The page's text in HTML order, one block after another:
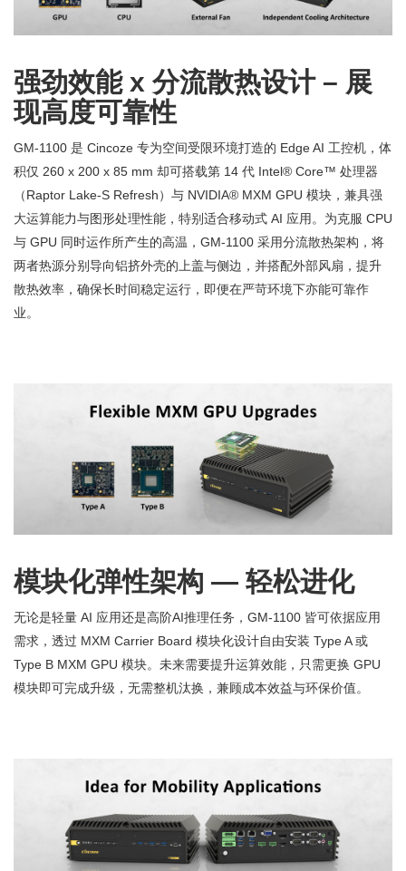
强劲效能 x 分流散热设计 – 展
现高度可靠性
GM-1100 是 Cincoze 专为空间受限环境打造的 Edge AI 工控机，体
积仅 260 x 200 x 85 mm 却可搭载第 14 代 Intel® Core™ 处理器
（Raptor Lake-S Refresh）与 NVIDIA® MXM GPU 模块，兼具强
大运算能力与图形处理性能，特别适合移动式 AI 应用。为克服 CPU
与 GPU 同时运作所产生的高温，GM-1100 采用分流散热架构，将
两者热源分别导向铝挤外壳的上盖与侧边，并搭配外部风扇，提升
散热效率，确保长时间稳定运行，即便在严苛环境下亦能可靠作
业。
模块化弹性架构 — 轻松进化
无论是轻量 AI 应用还是高阶AI推理任务，GM-1100 皆可依据应用
需求，透过 MXM Carrier Board 模块化设计自由安装 Type A 或
Type B MXM GPU 模块。未来需要提升运算效能，只需更换 GPU
模块即可完成升级，无需整机汰换，兼顾成本效益与环保价值。